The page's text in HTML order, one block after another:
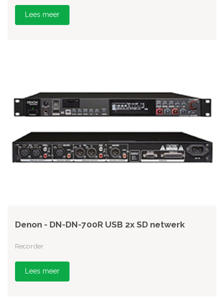
Lees meer
Denon - DN-DN-700R USB 2x SD netwerk
Recorder
Lees meer